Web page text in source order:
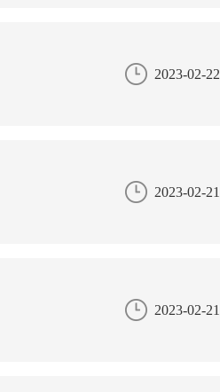
2023-02-22
2023-02-21
2023-02-21